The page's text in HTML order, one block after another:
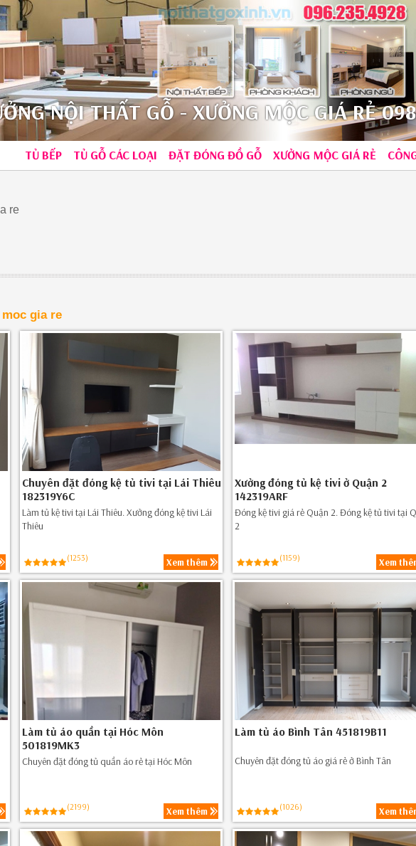
NỘI THẤT GỖ - XƯỞNG MỘC GIÁ RẺ
TỦ BẾP TỦ GỖ CÁC LOẠI ĐẶT ĐÓNG ĐỒ GỖ XƯỞNG MỘC GIÁ RẺ
re
gia re
Chuyên đặt đóng kệ tủ tivi tại Lái Thiêu
182319Y6C
Làm tủ kệ tivi tại Lái Thiêu. Xưởng đóng kệ tivi Lái
Thiêu
(1253) Xem thêm
Xưởng đóng tủ kệ tivi ở Quận 2
142319ARF
Đóng kệ tivi giá rẻ Quận 2. Đóng kệ tủ tivi tại
2
(1159) Xem
Làm tủ áo quần tại Hóc Môn
501819MK3
Chuyên đặt đóng tủ quần áo rẻ tại Hóc Môn
(2199) Xem thêm
Làm tủ áo Bình Tân 451819B11
Chuyên đặt đóng tủ áo giá rẻ ở Bình Tân
(1026) Xem